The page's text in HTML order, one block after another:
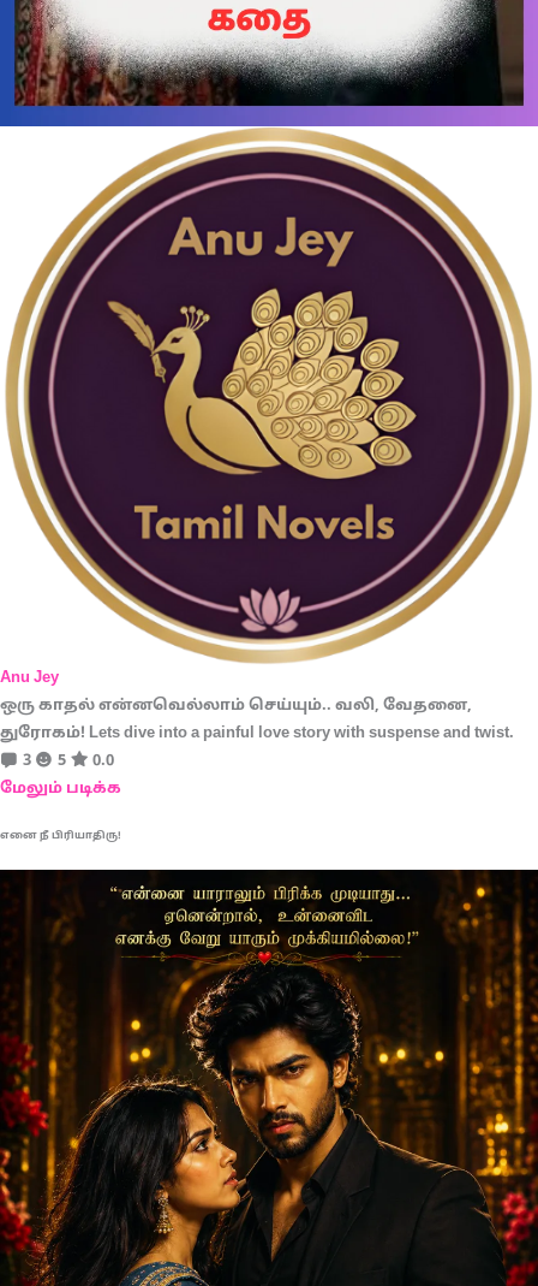
Anu Jey
ஒரு காதல் என்னவெல்லாம் செய்யும்.. வலி, வேதனை,
துரோகம்! Lets dive into a painful love story with suspense and twist.
3
5
0.0
மேலும் படிக்க
எனை நீ பிரியாதிரு!